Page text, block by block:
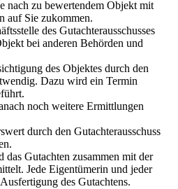
nach zu bewertendem Objekt mit
auf Sie zukommen.
des Gutachterausschusses
bei anderen Behörden und
des Objektes durch den
Dazu wird ein Termin
noch weitere Ermittlungen
durch den Gutachterausschuss
Gutachten zusammen mit der
Jede Eigentümerin und jeder
des Gutachtens.